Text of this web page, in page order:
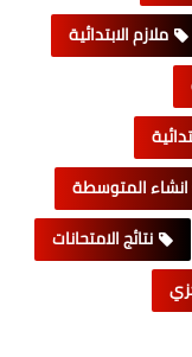
ملازم الابتدائية
المتوسطة
نتائج الامتحانات